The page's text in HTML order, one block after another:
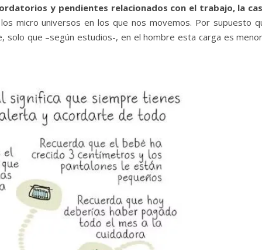
y pendientes relacionados con el trabajo, la
micro universos en los que nos movemos. Por supuesto
solo que –según estudios-, en el hombre esta carga es